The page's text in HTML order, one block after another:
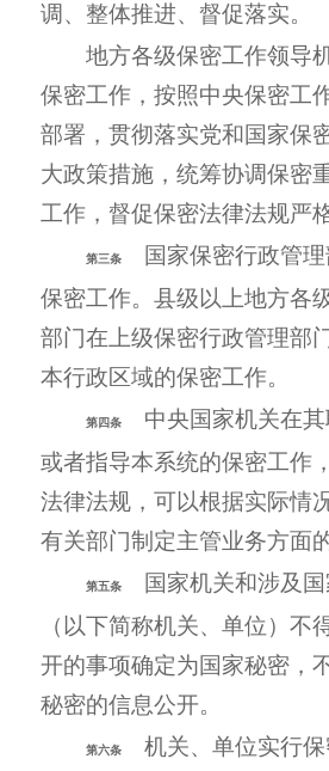
调、整体推进、督促落实。
地方各级保密工作领导
保密工作，按照中央保密工
部署，贯彻落实党和国家保
大政策措施，统筹协调保密
工作，督促保密法律法规严
第三条
国家保密行政管理
保密工作。县级以上地方各
部门在上级保密行政管理部
本行政区域的保密工作。
第四条
中央国家机关在其
或者指导本系统的保密工作
法律法规，可以根据实际情
有关部门制定主管业务方面
第五条
国家机关和涉及国
（以下简称机关、单位）不
开的事项确定为国家秘密，
秘密的信息公开。
第六条
机关、单位实行保